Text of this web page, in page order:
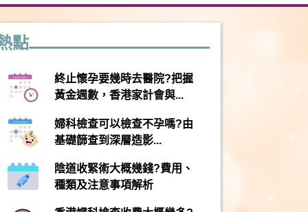
點
終止懷孕要幾時去醫院?把握
黃金週數，香港家計會與...
婦科檢查可以檢查不孕嗎?由
基礎篩查到深層造影...
陰道收緊術大概幾錢?費用、
種類及注意事項解析